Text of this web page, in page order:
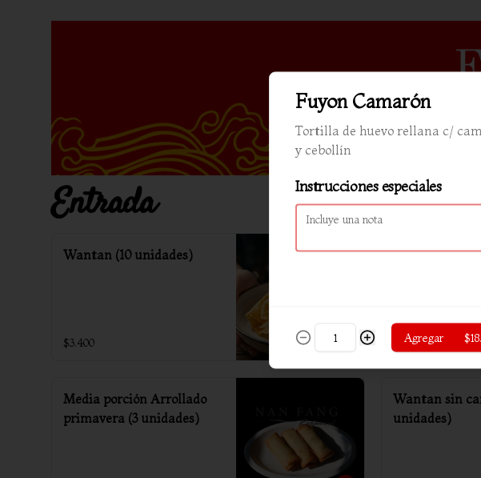
Entrada
Wantan (10 unidades)
$3.400
Arrollado
$4.800
Media porción Arrollado
primavera (3 unidades)
Wantan sin
unidades)
Fuyon Camarón
Tortilla de huevo rellana c/
y cebollín
Instrucciones especiales
Agregar